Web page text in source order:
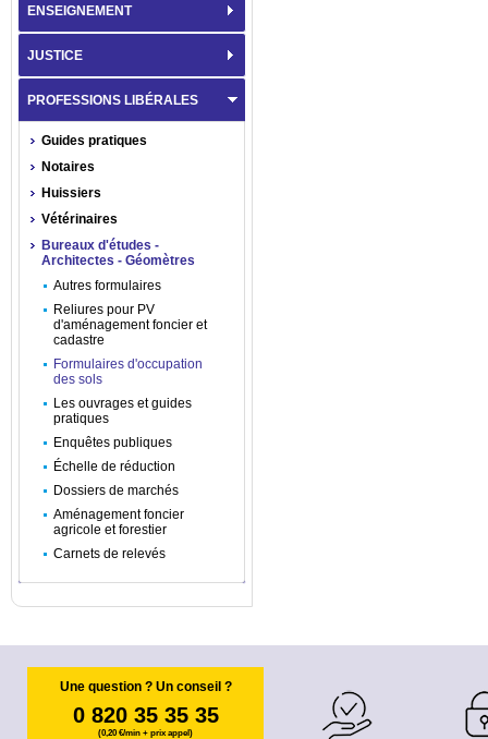
ENSEIGNEMENT
JUSTICE
PROFESSIONS LIBÉRALES
Guides pratiques
Notaires
Huissiers
Vétérinaires
Bureaux d'études -
Architectes - Géomètres
Autres formulaires
Reliures pour PV
d'aménagement foncier et
cadastre
Formulaires d'occupation
des sols
Les ouvrages et guides
pratiques
Enquêtes publiques
Échelle de réduction
Dossiers de marchés
Aménagement foncier
agricole et forestier
Carnets de relevés
Une question ? Un conseil ?
0 820 35 35 35
(0,20 €/min + prix appel)